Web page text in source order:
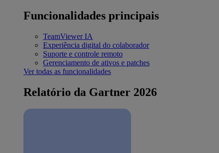
Funcionalidades principais
TeamViewer IA
Experiência digital do colaborador
Suporte e controle remoto
Gerenciamento de ativos e patches
Ver todas as funcionalidades
Relatório da Gartner 2026